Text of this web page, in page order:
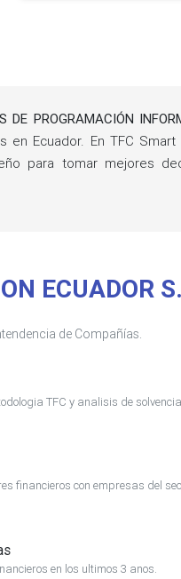
DE PROGRAMACIÓN
en Ecuador. En TFC Smart
para tomar mejores
ECUADOR
de Compañías.
TFC y analisis de
financieros con empresas del
en los ultimos 3 anos.